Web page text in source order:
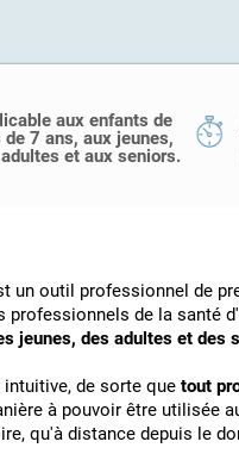
aux enfants de
de 7 ans, aux jeunes,
et aux seniors.
un outil professionnel de
de la santé
jeunes, des adultes et des
de sorte que tout
à pouvoir être utilisée
qu'à distance depuis le